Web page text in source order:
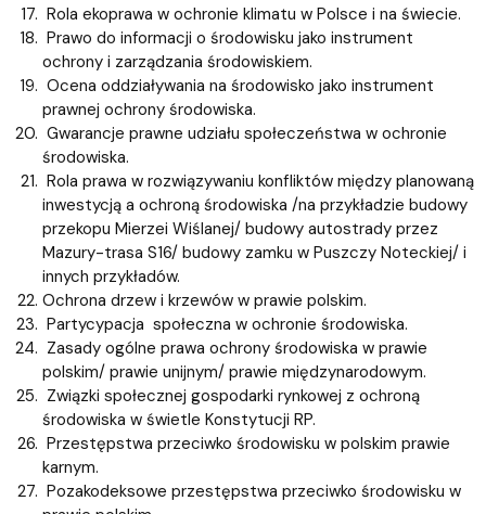
Rola ekoprawa w ochronie klimatu w Polsce i na świecie.
Prawo do informacji o środowisku jako instrument
ochrony i zarządzania środowiskiem.
Ocena oddziaływania na środowisko jako instrument
prawnej ochrony środowiska.
Gwarancje prawne udziału społeczeństwa w ochronie
środowiska.
Rola prawa w rozwiązywaniu konfliktów między planowaną
inwestycją a ochroną środowiska /na przykładzie budowy
przekopu Mierzei Wiślanej/ budowy autostrady przez
Mazury-trasa S16/ budowy zamku w Puszczy Noteckiej/ i
innych przykładów.
Ochrona drzew i krzewów w prawie polskim.
Partycypacja społeczna w ochronie środowiska.
Zasady ogólne prawa ochrony środowiska w prawie
polskim/ prawie unijnym/ prawie międzynarodowym.
Związki społecznej gospodarki rynkowej z ochroną
środowiska w świetle Konstytucji RP.
Przestępstwa przeciwko środowisku w polskim prawie
karnym.
Pozakodeksowe przestępstwa przeciwko środowisku w